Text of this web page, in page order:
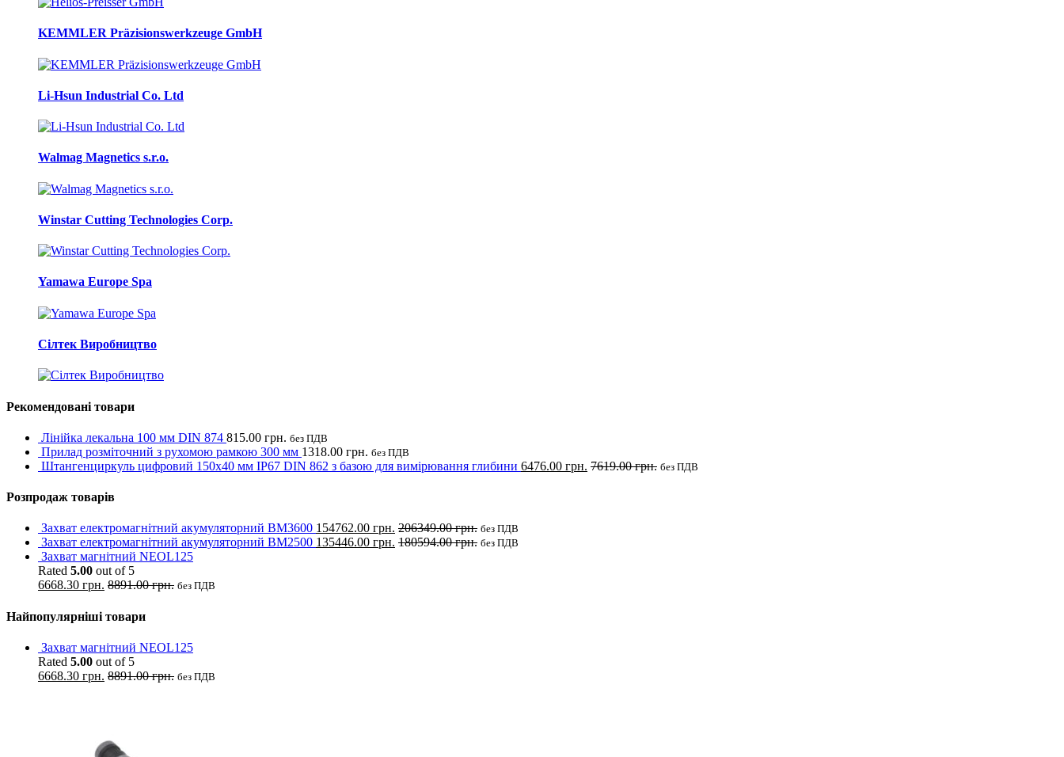
KEMMLER Präzisionswerkzeuge GmbH
Li-Hsun Industrial Co. Ltd
Walmag Magnetics s.r.o.
Winstar Cutting Technologies Corp.
Yamawa Europe Spa
Сілтек Виробництво
Рекомендовані товари
Лінійка лекальна 100 мм DIN 874 815.00 грн. без ПДВ
Прилад розміточний з рухомою рамкою 300 мм 1318.00 грн. без ПДВ
Штангенциркуль цифровий 150х40 мм IP67 DIN 862 з базою для вимірювання глибини 6476.00 грн. 7619.00грн. без ПДВ
Розпродаж товарів
Захват електромагнітний акумуляторний BM3600 154762.00 грн. 206349.00грн. без ПДВ
Захват електромагнітний акумуляторний BM2500 135446.00 грн. 180594.00грн. без ПДВ
Захват магнітний NEOL125
Rated 5.00 out of 5
6668.30 грн. 8891.00грн. без ПДВ
Найпопулярніші товари
Захват магнітний NEOL125
Rated 5.00 out of 5
6668.30 грн. 8891.00грн. без ПДВ